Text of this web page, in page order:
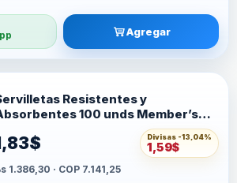
Agregar
Resistentes y
100 unds Member’s
Divisas -13,04%
1,59$
1.386,30 · COP 7.141,25